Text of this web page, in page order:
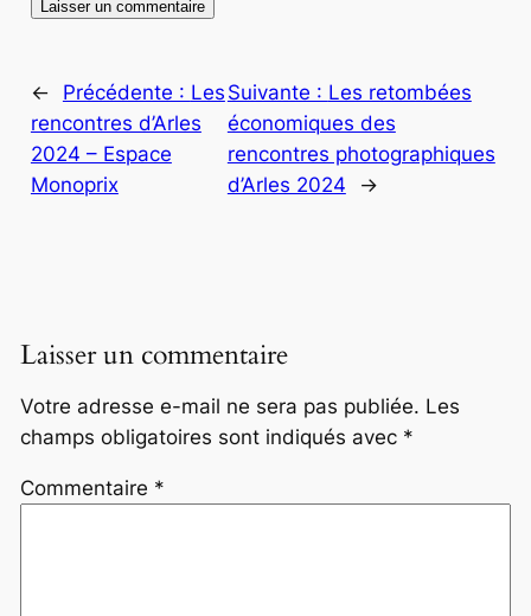
← Précédente : Les
rencontres d’Arles
2024 – Espace
Monoprix
Suivante : Les retombées
économiques des
rencontres photographiques
d’Arles 2024
→
Laisser un commentaire
Votre adresse e-mail ne sera pas publiée. Les
champs obligatoires sont indiqués avec *
Commentaire *